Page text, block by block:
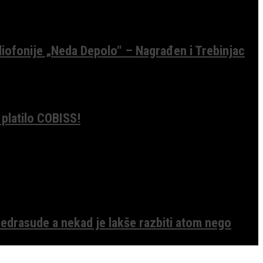
„Neda Depolo“ – Nagrađen i Trebinjac
COBISS!
a nekad je lakše razbiti atom nego